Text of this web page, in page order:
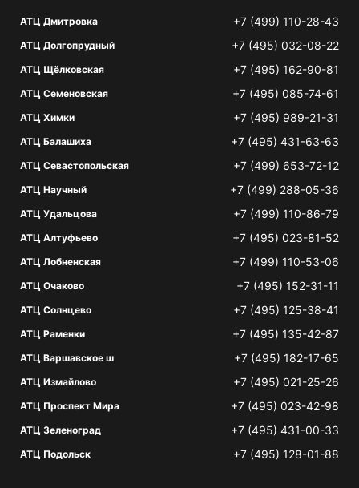
АТЦ Дмитровка +7 (499) 110-28-43
АТЦ Долгопрудный +7 (495) 032-08-22
АТЦ Щёлковская +7 (495) 162-90-81
АТЦ Семеновская +7 (495) 085-74-61
АТЦ Химки +7 (495) 989-21-31
АТЦ Балашиха +7 (495) 431-63-63
АТЦ Севастопольская +7 (499) 653-72-12
АТЦ Научный +7 (499) 288-05-36
АТЦ Удальцова +7 (499) 110-86-79
АТЦ Алтуфьево +7 (495) 023-81-52
АТЦ Лобненская +7 (499) 110-53-06
АТЦ Очаково +7 (495) 152-31-11
АТЦ Солнцево +7 (495) 125-38-41
АТЦ Раменки +7 (495) 135-42-87
АТЦ Варшавское ш +7 (495) 182-17-65
АТЦ Измайлово +7 (495) 021-25-26
АТЦ Проспект Мира +7 (495) 023-42-98
АТЦ Зеленоград +7 (495) 431-00-33
АТЦ Подольск +7 (495) 128-01-88